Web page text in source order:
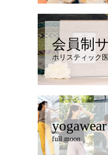
会員制
ホリスティック
full moon